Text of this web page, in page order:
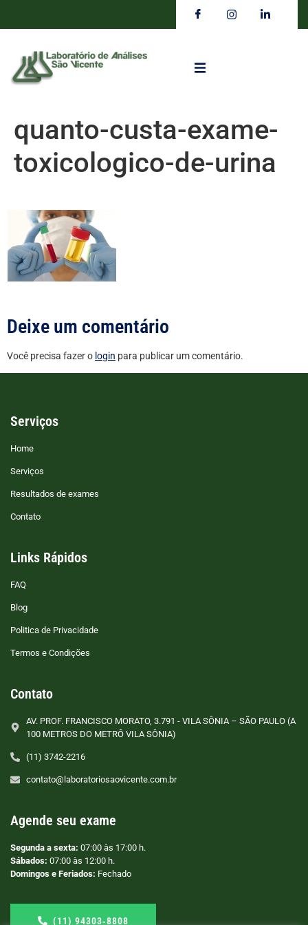
quanto-custa-exame-
toxicologico-de-urina
Deixe um comentário
Você precisa fazer o login para publicar um comentário.
Serviços
Home
Serviços
Resultados de exames
Contato
Links Rápidos
FAQ
Blog
Politica de Privacidade
Termos e Condições
Contato
AV. PROF. FRANCISCO MORATO, 3.791 - VILA SÔNIA – SÃO PAULO (A
100 METROS DO METRÔ VILA SÔNIA)
(11) 3742-2216
contato@laboratoriosaovicente.com.br
Agende seu exame
Segunda a sexta: 07:00 às 17:00 h.
Sábados: 07:00 às 12:00 h.
Domingos e Feriados: Fechado
(11) 94303‑8808